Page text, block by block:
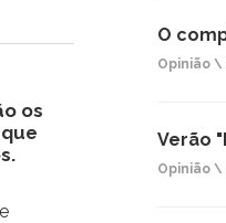
os
O
Opinião \
Verão
Opinião \